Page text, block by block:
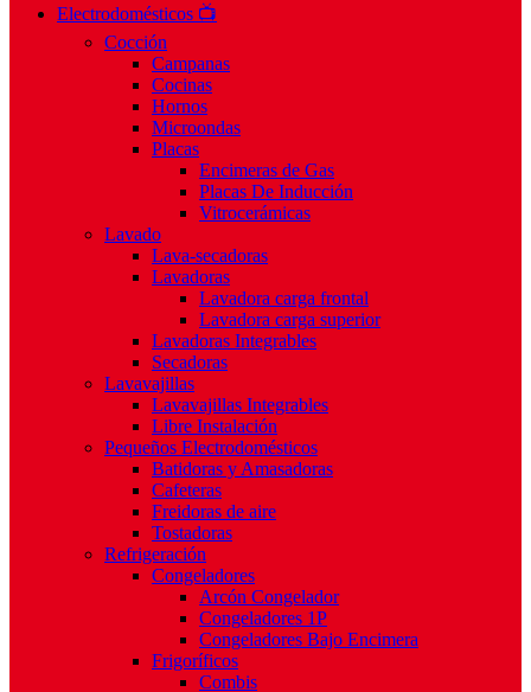
Electrodomésticos 📺
Cocción
Campanas
Cocinas
Hornos
Microondas
Placas
Encimeras de Gas
Placas De Inducción
Vitrocerámicas
Lavado
Lava-secadoras
Lavadoras
Lavadora carga frontal
Lavadora carga superior
Lavadoras Integrables
Secadoras
Lavavajillas
Lavavajillas Integrables
Libre Instalación
Pequeños Electrodomésticos
Batidoras y Amasadoras
Cafeteras
Freidoras de aire
Tostadoras
Refrigeración
Congeladores
Arcón Congelador
Congeladores 1P
Congeladores Bajo Encimera
Frigoríficos
Combis